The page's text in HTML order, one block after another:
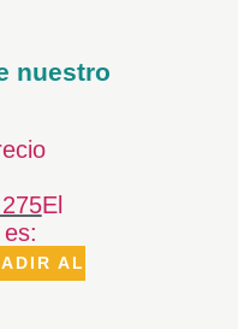
nuestro
El
AL